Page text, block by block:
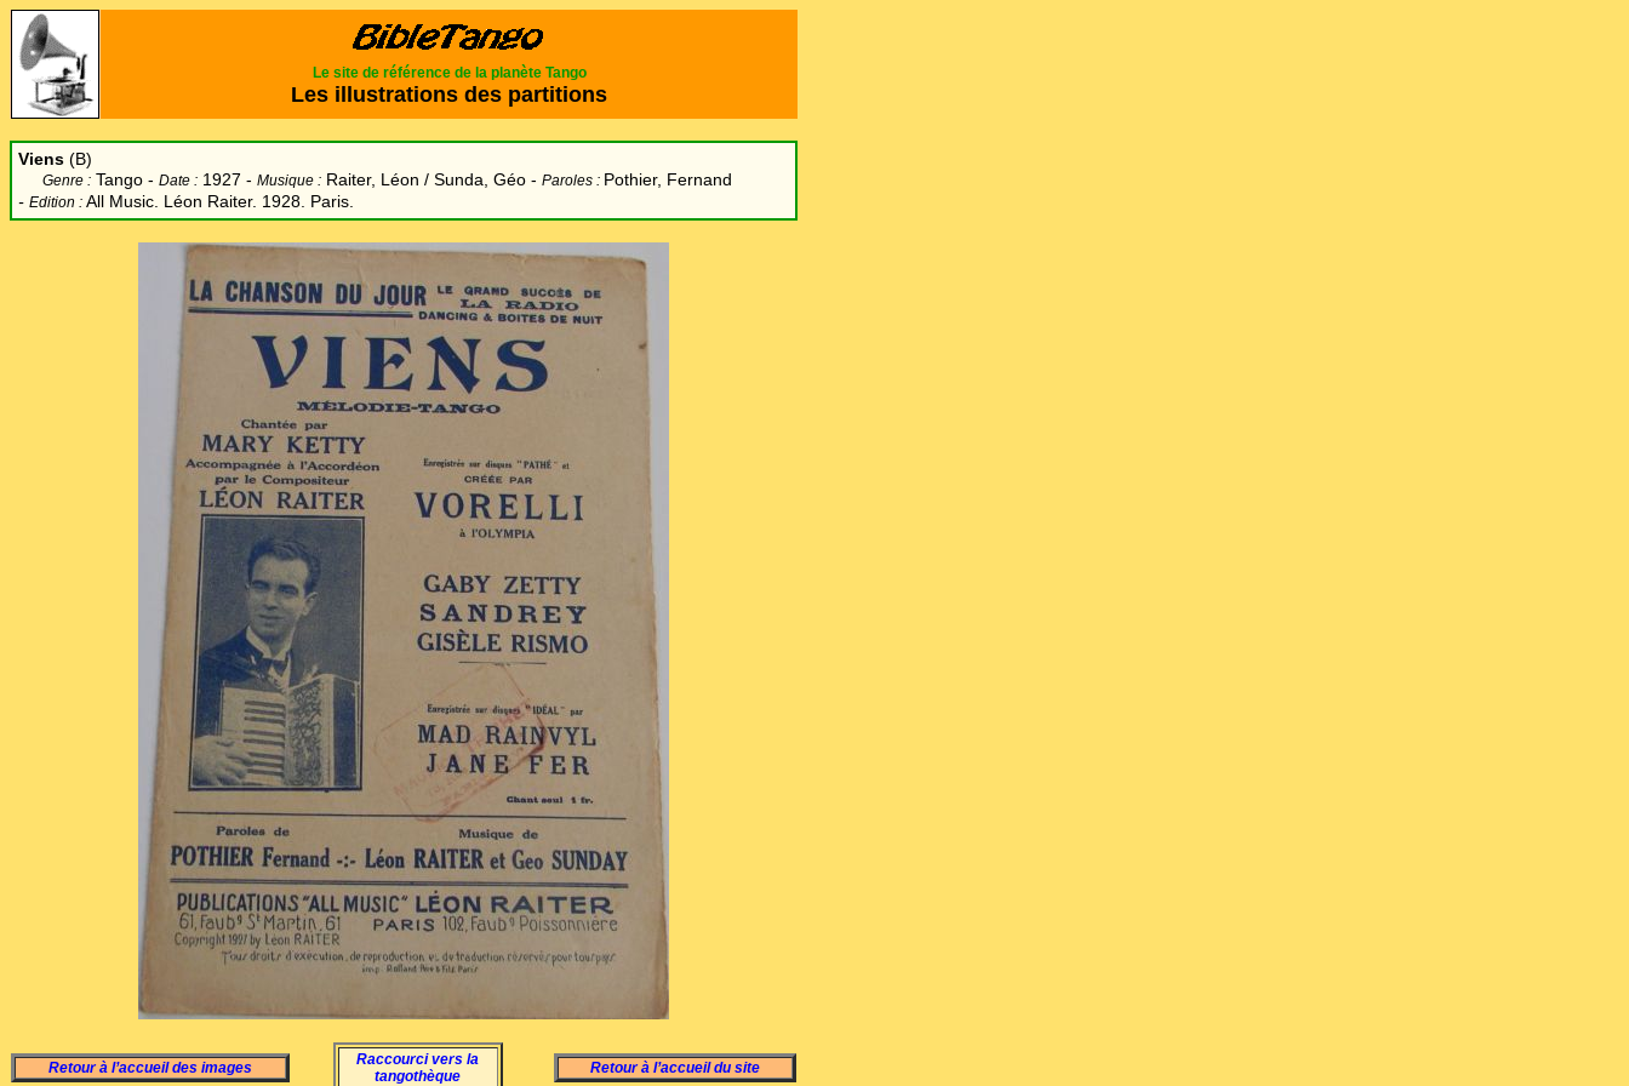
Le site de référence de la planète Tango
Les illustrations des partitions
Viens (B)
Genre : Tango - Date : 1927 - Musique : Raiter, Léon / Sunda, Géo - Paroles : Pothier, Fernand
- Edition : All Music. Léon Raiter. 1928. Paris.
Retour à l’accueil des images
Raccourci vers la
tangothèque
Retour à l’accueil du site